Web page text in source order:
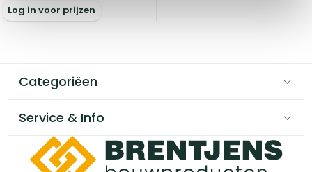
Log in voor prijzen
Categoriëen
Service & Info